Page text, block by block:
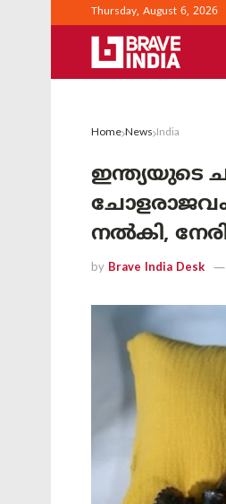
Thursday, August 6, 2026
Home News India
ഇന്ത്യയുടെ
നൽകി,
by Brave India Desk